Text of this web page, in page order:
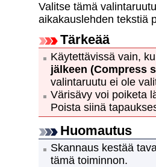
Valitse tämä
aikakauslehden tekstiä
Tärkeää
Käytettävissä vain,
jälkeen (Compress
valintaruutu ei ole
Värisävy voi poiketa
Poista siinä
Huomautus
Skannaus kestää
tämä toiminnon.